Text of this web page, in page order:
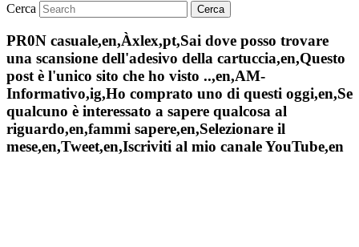
Cerca
PR0N casuale,en,Àxlex,pt,Sai dove posso trovare
una scansione dell'adesivo della cartuccia,en,Questo
post è l'unico sito che ho visto ..,en,AM-
Informativo,ig,Ho comprato uno di questi oggi,en,Se
qualcuno è interessato a sapere qualcosa al
riguardo,en,fammi sapere,en,Selezionare il
mese,en,Tweet,en,Iscriviti al mio canale YouTube,en